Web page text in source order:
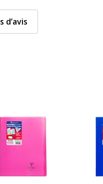
d’avis